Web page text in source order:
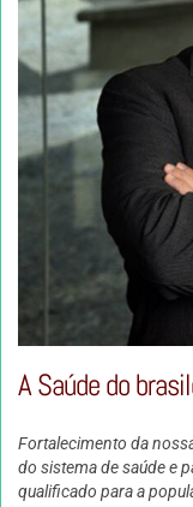
A Saúde do
Fortalecimento da
do sistema de saúde e
qualificado para a